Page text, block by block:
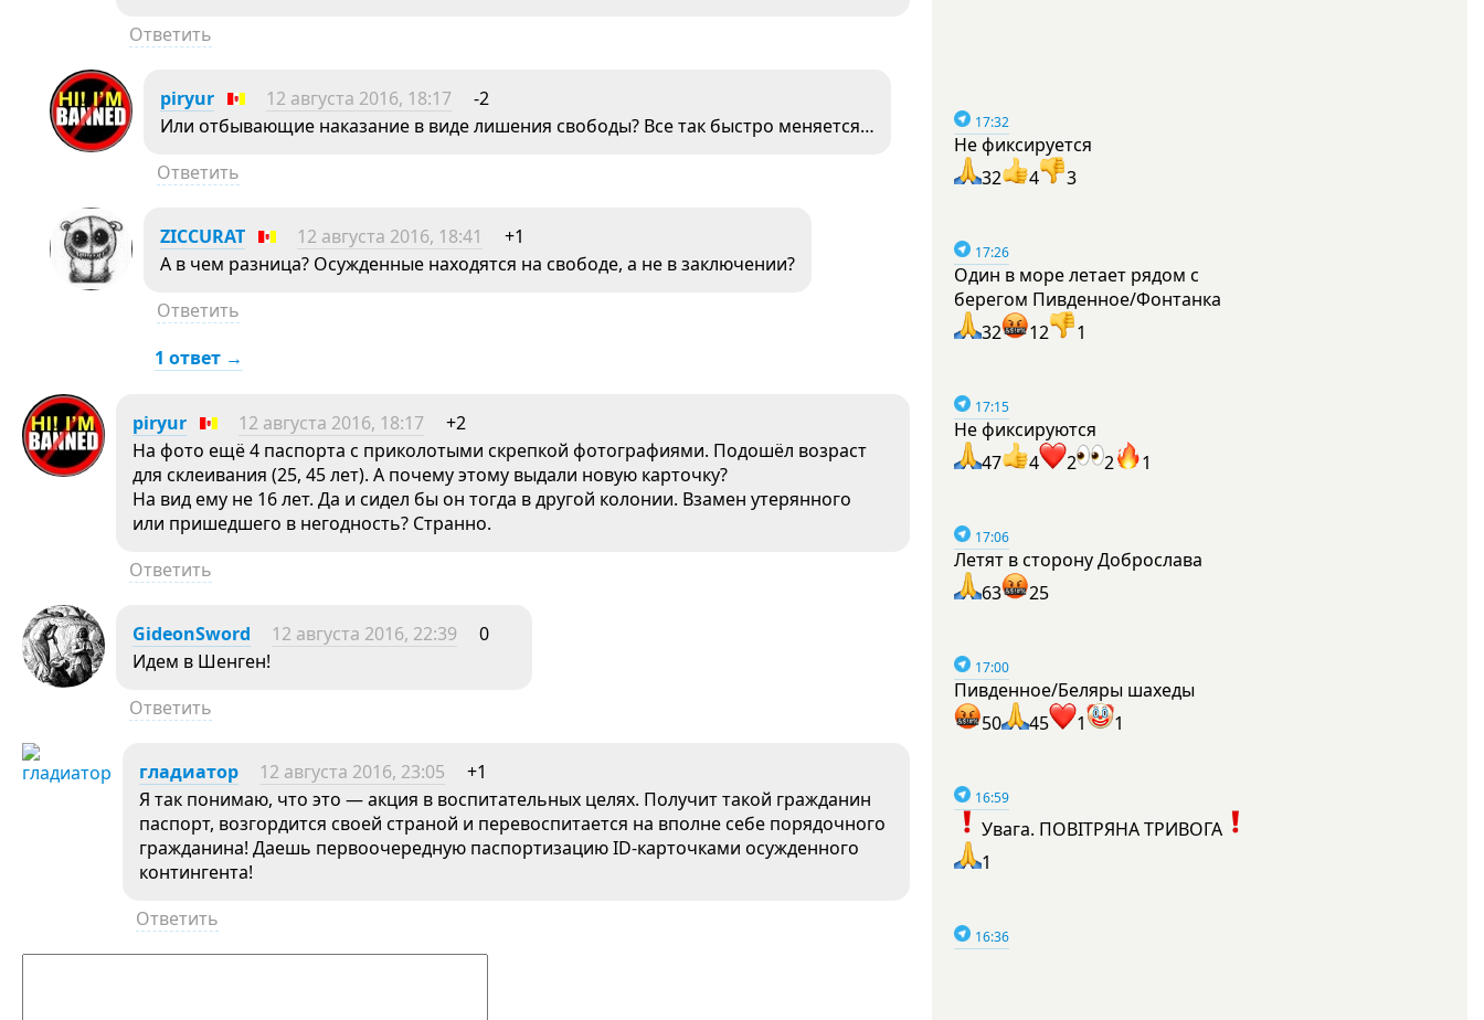
Ответить
piryur 12 августа 2016, 18:17
-2
Или отбывающие наказание в виде лишения свободы? Все так быстро меняется…
Ответить
ZICCURAT 12 августа 2016, 18:41
+1
А в чем разница? Осужденные находятся на свободе, а не в заключении?
Ответить
1 ответ →
piryur 12 августа 2016, 18:17
+2
На фото ещё 4 паспорта с приколотыми скрепкой фотографиями. Подошёл возраст
для склеивания (25, 45 лет). А почему этому выдали новую карточку?
На вид ему не 16 лет. Да и сидел бы он тогда в другой колонии. Взамен утерянного
или пришедшего в негодность? Странно.
Ответить
GideonSword 12 августа 2016, 22:39
0
Идем в Шенген!
Ответить
гладиатор 12 августа 2016, 23:05
+1
Я так понимаю, что это — акция в воспитательных целях. Получит такой гражданин
паспорт, возгордится своей страной и перевоспитается на вполне себе порядочного
гражданина! Даешь первоочередную паспортизацию ID-карточками осужденного
контингента!
Ответить
17:32
Не фиксируется
32
4 3
17:26
Один в море летает рядом с
берегом Пивденное/Фонтанка
32
12 1
17:15
Не фиксируются
47
4 2 2 1
17:06
Летят в сторону Доброслава
63
25
17:00
Пивденное/Беляры шахеды
50
45 1 1
16:59
Увага. ПОВІТРЯНА ТРИВОГА
1
16:36